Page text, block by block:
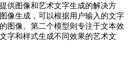
供图像和艺术文字生成的解决方
像生成，可以根据用户输入的文字
图像。第二个模型则专注于文本效
字和样式生成不同效果的艺术文